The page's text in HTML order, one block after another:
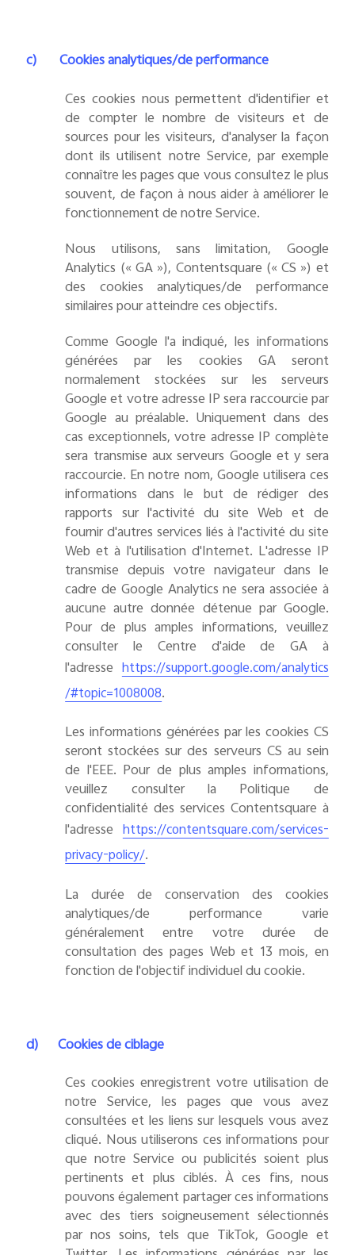
c)
Cookies analytiques/de performance
Ces cookies nous permettent d'identifier et
de compter le nombre de visiteurs et de
sources pour les visiteurs, d'analyser la façon
dont ils utilisent notre Service, par exemple
connaître les pages que vous consultez le plus
souvent, de façon à nous aider à améliorer le
fonctionnement de notre Service.
Nous utilisons, sans limitation, Google
Analytics (« GA »), Contentsquare (« CS ») et
des cookies analytiques/de performance
similaires pour atteindre ces objectifs.
Comme Google l'a indiqué, les informations
générées par les cookies GA seront
normalement stockées sur les serveurs
Google et votre adresse IP sera raccourcie par
Google au préalable. Uniquement dans des
cas exceptionnels, votre adresse IP complète
sera transmise aux serveurs Google et y sera
raccourcie. En notre nom, Google utilisera ces
informations dans le but de rédiger des
rapports sur l'activité du site Web et de
fournir d'autres services liés à l'activité du site
Web et à l'utilisation d'Internet. L'adresse IP
transmise depuis votre navigateur dans le
cadre de Google Analytics ne sera associée à
aucune autre donnée détenue par Google.
Pour de plus amples informations, veuillez
consulter le Centre d'aide de GA à
l'adresse https://support.google.com/analytics
/#topic=1008008.
Les informations générées par les cookies CS
seront stockées sur des serveurs CS au sein
de l'EEE. Pour de plus amples informations,
veuillez consulter la Politique de
confidentialité des services Contentsquare à
l'adresse https://contentsquare.com/services-
privacy-policy/.
La durée de conservation des cookies
analytiques/de performance varie
généralement entre votre durée de
consultation des pages Web et 13 mois, en
fonction de l'objectif individuel du cookie.
d)
Cookies de ciblage
Ces cookies enregistrent votre utilisation de
notre Service, les pages que vous avez
consultées et les liens sur lesquels vous avez
cliqué. Nous utiliserons ces informations pour
que notre Service ou publicités soient plus
pertinents et plus ciblés. À ces fins, nous
pouvons également partager ces informations
avec des tiers soigneusement sélectionnés
par nos soins, tels que TikTok, Google et